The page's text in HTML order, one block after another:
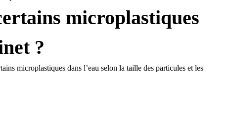
microplastiques
?
microplastiques dans l’eau selon la taille des particules et les